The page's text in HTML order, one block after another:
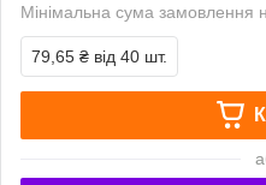
Мінімальна сума замовлення
79,65 ₴ від 40 шт.